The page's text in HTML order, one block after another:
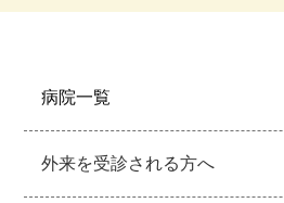
病院一覧
外来を受診される方へ